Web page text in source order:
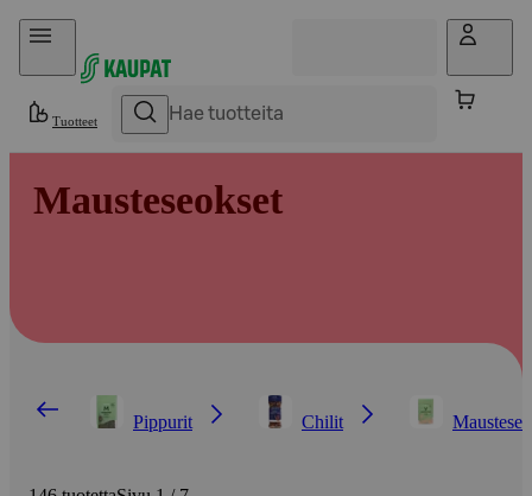
Hyppää sisältöön
Tuotteet
Mausteseokset
Pippurit Chilit